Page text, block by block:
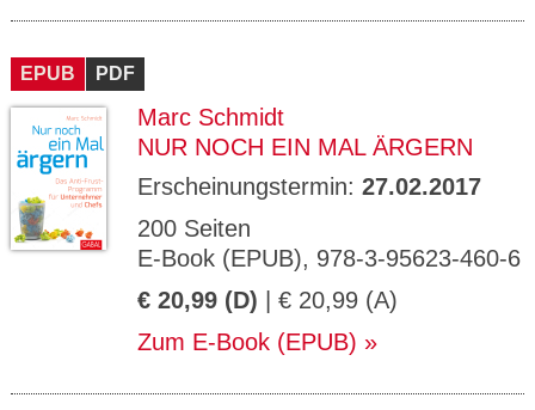
EPUB PDF
Marc Schmidt
NUR NOCH EIN MAL ÄRGERN
Erscheinungstermin: 27.02.2017
200 Seiten
E-Book (EPUB), 978-3-95623-460-6
€ 20,99 (D) | € 20,99 (A)
Zum E-Book (EPUB)